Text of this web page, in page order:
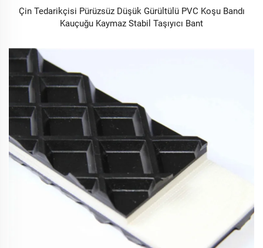
Çin Tedarikçisi Pürüzsüz Düşük Gürültülü PVC Koşu Bandı
Kauçuğu Kaymaz Stabil Taşıyıcı Bant